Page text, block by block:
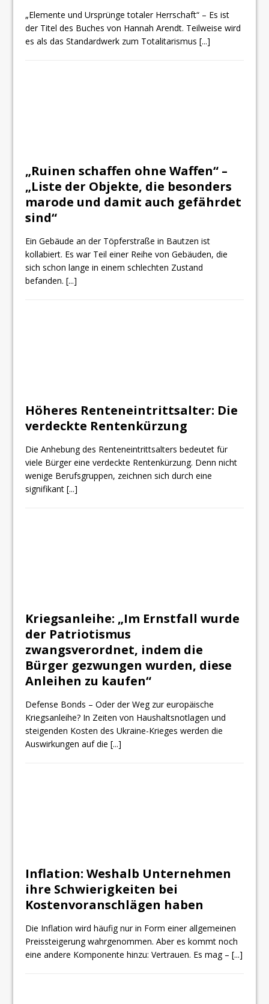
„Elemente und Ursprünge totaler Herrschaft“ – Es ist
der Titel des Buches von Hannah Arendt. Teilweise wird
es als das Standardwerk zum Totalitarismus[...]
„Ruinen schaffen ohne Waffen“ –
„Liste der Objekte, die besonders
marode und damit auch gefährdet
sind“
Ein Gebäude an der Töpferstraße in Bautzen ist
kollabiert. Es war Teil einer Reihe von Gebäuden, die
sich schon lange in einem schlechten Zustand
befanden.[...]
Höheres Renteneintrittsalter: Die
verdeckte Rentenkürzung
Die Anhebung des Renteneintrittsalters bedeutet für
viele Bürger eine verdeckte Rentenkürzung. Denn nicht
wenige Berufsgruppen, zeichnen sich durch eine
signifikant[...]
Kriegsanleihe: „Im Ernstfall wurde
der Patriotismus
zwangsverordnet, indem die
Bürger gezwungen wurden, diese
Anleihen zu kaufen“
Defense Bonds – Oder der Weg zur europäische
Kriegsanleihe? In Zeiten von Haushaltsnotlagen und
steigenden Kosten des Ukraine-Krieges werden die
Auswirkungen auf die[...]
Inflation: Weshalb Unternehmen
ihre Schwierigkeiten bei
Kostenvoranschlägen haben
Die Inflation wird häufig nur in Form einer allgemeinen
Preissteigerung wahrgenommen. Aber es kommt noch
eine andere Komponente hinzu: Vertrauen. Es mag –[...]